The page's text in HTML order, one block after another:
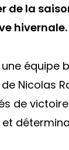
de la
hivernale.
équipe
Nicolas
de